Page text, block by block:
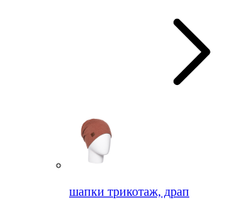
шапки трикотаж, драп